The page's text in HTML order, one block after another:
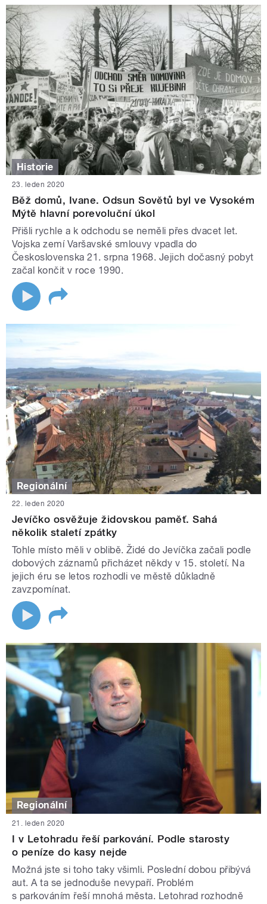
Historie
23. leden 2020
Běž domů, Ivane. Odsun Sovětů byl ve Vysokém
Mýtě hlavní porevoluční úkol
Přišli rychle a k odchodu se neměli přes dvacet let.
Vojska zemí Varšavské smlouvy vpadla do
Československa 21. srpna 1968. Jejich dočasný pobyt
začal končit v roce 1990.
Regionální
22. leden 2020
Jevíčko osvěžuje židovskou paměť. Sahá
několik staletí zpátky
Tohle místo měli v oblibě. Židé do Jevíčka začali podle
dobových záznamů přicházet někdy v 15. století. Na
jejich éru se letos rozhodli ve městě důkladně
zavzpomínat.
Regionální
21. leden 2020
I v Letohradu řeší parkování. Podle starosty
o peníze do kasy nejde
Možná jste si toho taky všimli. Poslední dobou přibývá
aut. A ta se jednoduše nevypaří. Problém
s parkováním řeší mnohá města. Letohrad rozhodně